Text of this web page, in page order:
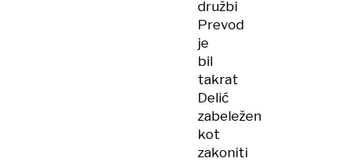
družbi
Prevod
je
bil
takrat
Delić
zabeležen
kot
zakoniti